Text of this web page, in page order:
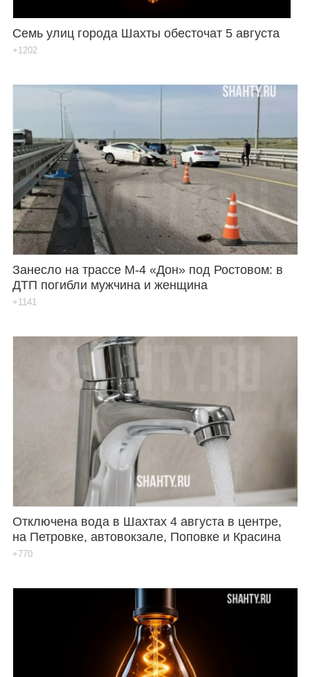
Семь улиц города Шахты обесточат 5 августа
+1202
Занесло на трассе М-4 «Дон» под Ростовом: в
ДТП погибли мужчина и женщина
+1141
Отключена вода в Шахтах 4 августа в центре,
на Петровке, автовокзале, Поповке и Красина
+770